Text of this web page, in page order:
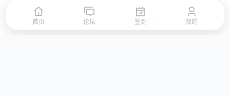
首页 签到 积分商城 站点地图
© 2026 LLBBS 乐乐论坛 · 独立开发者阿乐出品
首页 论坛 签到 我的